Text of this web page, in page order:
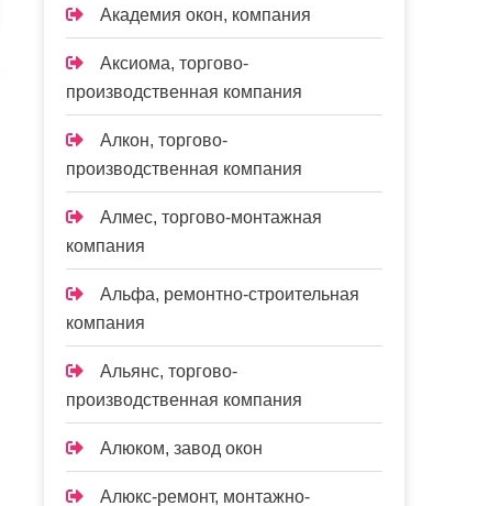
Академия окон, компания
Аксиома, торгово-
производственная компания
Алкон, торгово-
производственная компания
Алмес, торгово-монтажная
компания
Альфа, ремонтно-строительная
компания
Альянс, торгово-
производственная компания
Алюком, завод окон
Алюкс-ремонт, монтажно-